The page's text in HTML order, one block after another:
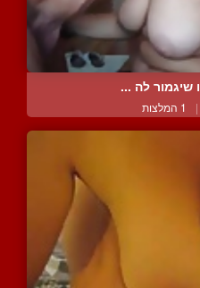
שיגמור לה ...
| 1 המלצות